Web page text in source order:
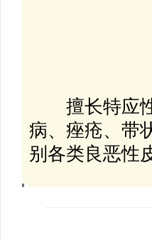
擅长特应性
病、痤疮、带
别各类良恶性